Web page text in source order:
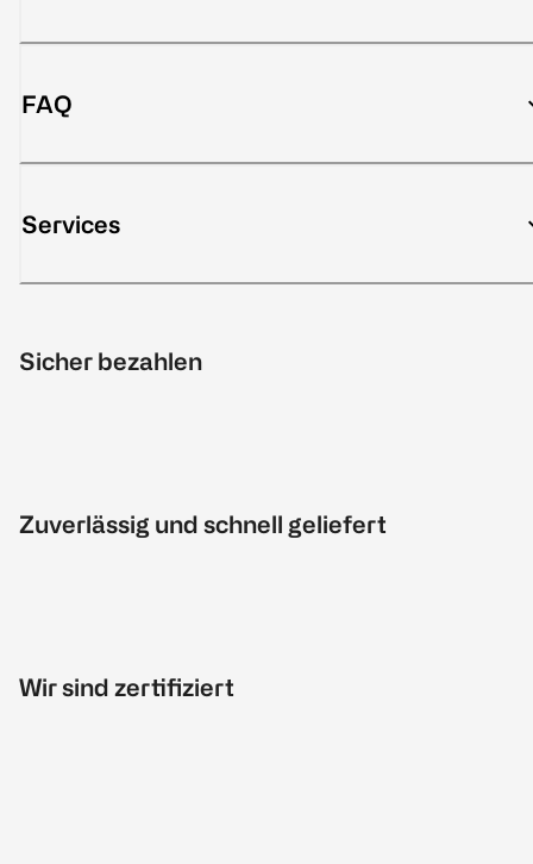
FAQ
Services
Sicher bezahlen
Zuverlässig und schnell geliefert
Wir sind zertifiziert